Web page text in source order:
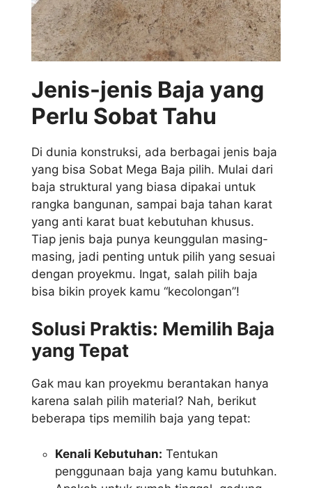
Jenis-jenis Baja yang
Perlu Sobat Tahu
Di dunia konstruksi, ada berbagai jenis baja
yang bisa Sobat Mega Baja pilih. Mulai dari
baja struktural yang biasa dipakai untuk
rangka bangunan, sampai baja tahan karat
yang anti karat buat kebutuhan khusus.
Tiap jenis baja punya keunggulan masing-
masing, jadi penting untuk pilih yang sesuai
dengan proyekmu. Ingat, salah pilih baja
bisa bikin proyek kamu “kecolongan”!
Solusi Praktis: Memilih Baja
yang Tepat
Gak mau kan proyekmu berantakan hanya
karena salah pilih material? Nah, berikut
beberapa tips memilih baja yang tepat:
Kenali Kebutuhan: Tentukan
penggunaan baja yang kamu butuhkan.